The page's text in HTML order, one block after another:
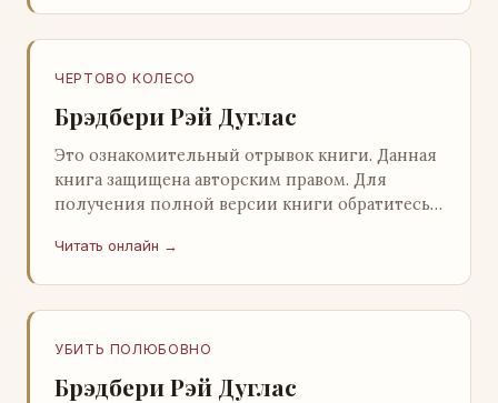
ЧЕРТОВО КОЛЕСО
Брэдбери Рэй Дуглас
Это ознакомительный отрывок книги. Данная
книга защищена авторским правом. Для
получения полной версии книги обратитесь к
легального ко…
Читать онлайн →
УБИТЬ ПОЛЮБОВНО
Брэдбери Рэй Дуглас